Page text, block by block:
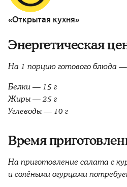
«Открытая кухня»
Энергетическая
На 1 порцию готового блюда
Белки — 15 г
Жиры — 25 г
Углеводы — 10 г
Время
На приготовление салата с
и солёными огурцами